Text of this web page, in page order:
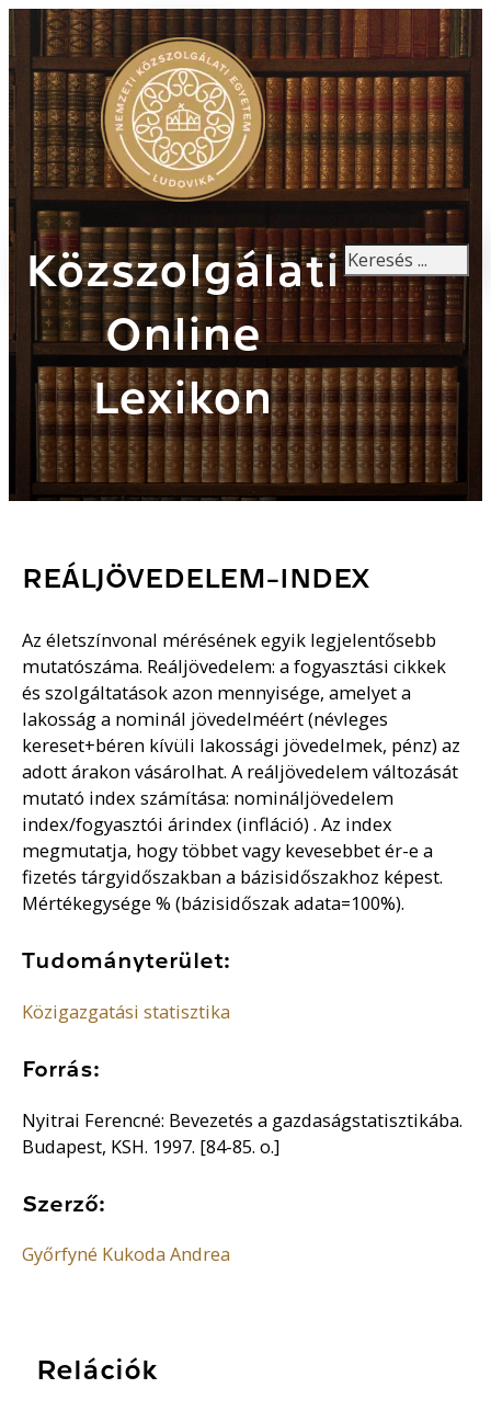
Közszolgálati
Online
Lexikon
Keresés
REÁLJÖVEDELEM-INDEX
Az életszínvonal mérésének egyik legjelentősebb
mutatószáma. Reáljövedelem: a fogyasztási cikkek
és szolgáltatások azon mennyisége, amelyet a
lakosság a nominál jövedelméért (névleges
kereset+béren kívüli lakossági jövedelmek, pénz) az
adott árakon vásárolhat. A reáljövedelem változását
mutató index számítása: nomináljövedelem
index/fogyasztói árindex (infláció) . Az index
megmutatja, hogy többet vagy kevesebbet ér-e a
fizetés tárgyidőszakban a bázisidőszakhoz képest.
Mértékegysége % (bázisidőszak adata=100%).
Tudományterület:
Közigazgatási statisztika
Forrás:
Nyitrai Ferencné: Bevezetés a gazdaságstatisztikába.
Budapest, KSH. 1997. [84-85. o.]
Szerző:
Győrfyné Kukoda Andrea
Relációk